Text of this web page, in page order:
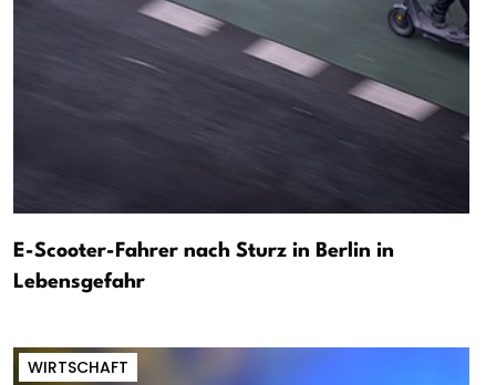
E-Scooter-Fahrer nach Sturz in Berlin in
Lebensgefahr
WIRTSCHAFT